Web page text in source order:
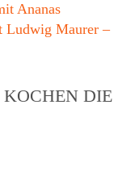
Ananas
Ludwig Maurer –
DIE